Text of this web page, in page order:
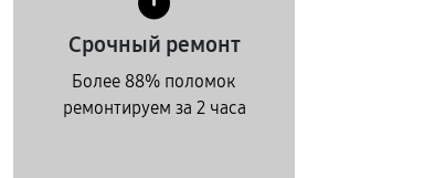
Срочный ремонт
Более 88% поломок
ремонтируем за 2 часа